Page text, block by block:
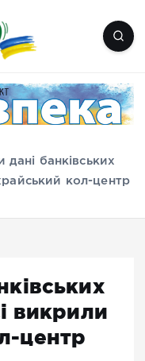
Мелітополь
дані банківських
кол-центр
викрили
центр